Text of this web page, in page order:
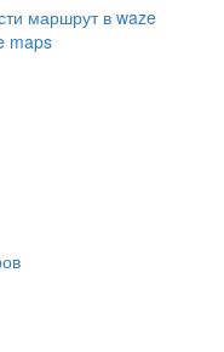
маршрут в waze
maps